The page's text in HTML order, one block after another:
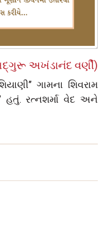
અખંડાનંદ વર્ણી)
ગામના શિવરામ
હતું. રત્નશર્મા વેદ અને